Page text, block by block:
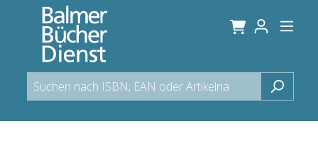
springen